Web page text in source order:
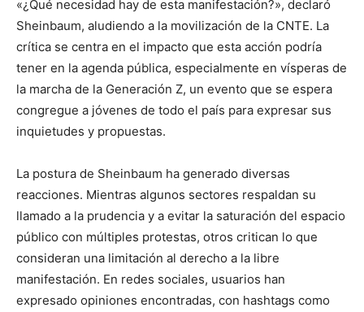
«¿Qué necesidad hay de esta manifestación?», declaró
Sheinbaum, aludiendo a la movilización de la CNTE. La
crítica se centra en el impacto que esta acción podría
tener en la agenda pública, especialmente en vísperas de
la marcha de la Generación Z, un evento que se espera
congregue a jóvenes de todo el país para expresar sus
inquietudes y propuestas.
La postura de Sheinbaum ha generado diversas
reacciones. Mientras algunos sectores respaldan su
llamado a la prudencia y a evitar la saturación del espacio
público con múltiples protestas, otros critican lo que
consideran una limitación al derecho a la libre
manifestación. En redes sociales, usuarios han
expresado opiniones encontradas, con hashtags como